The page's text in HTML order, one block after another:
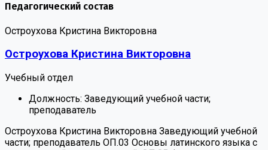
Педагогический состав
Остроухова Кристина Викторовна
Остроухова Кристина Викторовна
Учебный отдел
Должность: Заведующий учебной части;
преподаватель
Остроухова Кристина Викторовна Заведующий учебной
части; преподаватель ОП.03 Основы латинского языка с